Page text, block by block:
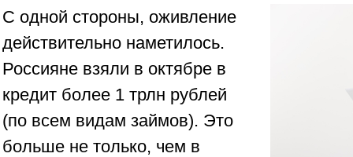
С одной стороны, оживление
действительно наметилось.
Россияне взяли в октябре в
кредит более 1 трлн рублей
(по всем видам займов). Это
больше не только, чем в